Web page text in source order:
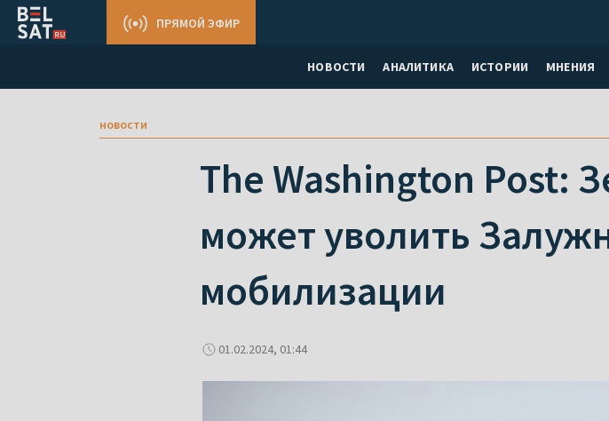
НОВОСТИ АНАЛИТИКА ИСТОРИИ МНЕНИЯ
ПРЯМОЙ ЭФИР
новости
The Washington Post:
может уволить
мобилизации
01.02.2024, 01:44